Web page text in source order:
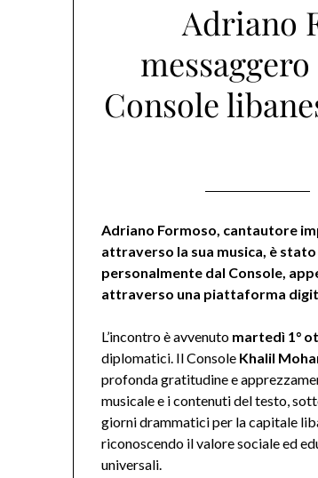
Adriano
Console
Adriano Formoso, cantautore
attraverso la sua musica, è
personalmente dal Console,
attraverso una piattaforma
L’incontro è avvenuto martedì 1°
diplomatici. Il Console Khalil
profonda gratitudine e
musicale e i contenuti del testo,
giorni drammatici per la capitale
riconoscendo il valore sociale ed
universali.